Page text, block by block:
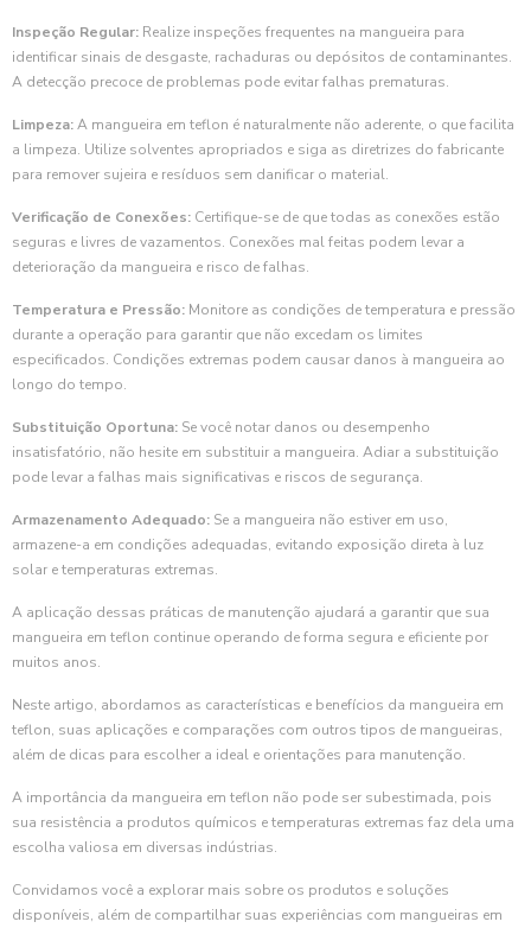
Inspeção Regular: Realize inspeções frequentes na mangueira para
identificar sinais de desgaste, rachaduras ou depósitos de contaminantes.
A detecção precoce de problemas pode evitar falhas prematuras.
Limpeza:A mangueira em teflon é naturalmente não aderente, o que facilita
a limpeza. Utilize solventes apropriados e siga as diretrizes do fabricante
para remover sujeira e resíduos sem danificar o material.
Verificação de Conexões: Certifique-se de que todas as conexões estão
seguras e livres de vazamentos. Conexões mal feitas podem levar a
deterioração da mangueira e risco de falhas.
Temperatura e Pressão: Monitore as condições de temperatura e pressão
durante a operação para garantir que não excedam os limites
especificados. Condições extremas podem causar danos à mangueira ao
longo do tempo.
Substituição Oportuna: Se você notar danos ou desempenho
insatisfatório, não hesite em substituir a mangueira. Adiar a substituição
pode levar a falhas mais significativas e riscos de segurança.
Armazenamento Adequado: Se a mangueira não estiver em uso,
armazene-a em condições adequadas, evitando exposição direta à luz
solar e temperaturas extremas.
A aplicação dessas práticas de manutenção ajudará a garantir que sua
mangueira em teflon continue operando de forma segura e eficiente por
muitos anos.
Neste artigo, abordamos as características e benefícios da mangueira em
teflon, suas aplicações e comparações com outros tipos de mangueiras,
além de dicas para escolher a ideal e orientações para manutenção.
A importância da mangueira em teflon não pode ser subestimada, pois
sua resistência a produtos químicos e temperaturas extremas faz dela uma
escolha valiosa em diversas indústrias.
Convidamos você a explorar mais sobre os produtos e soluções
disponíveis, além de compartilhar suas experiências com mangueiras em